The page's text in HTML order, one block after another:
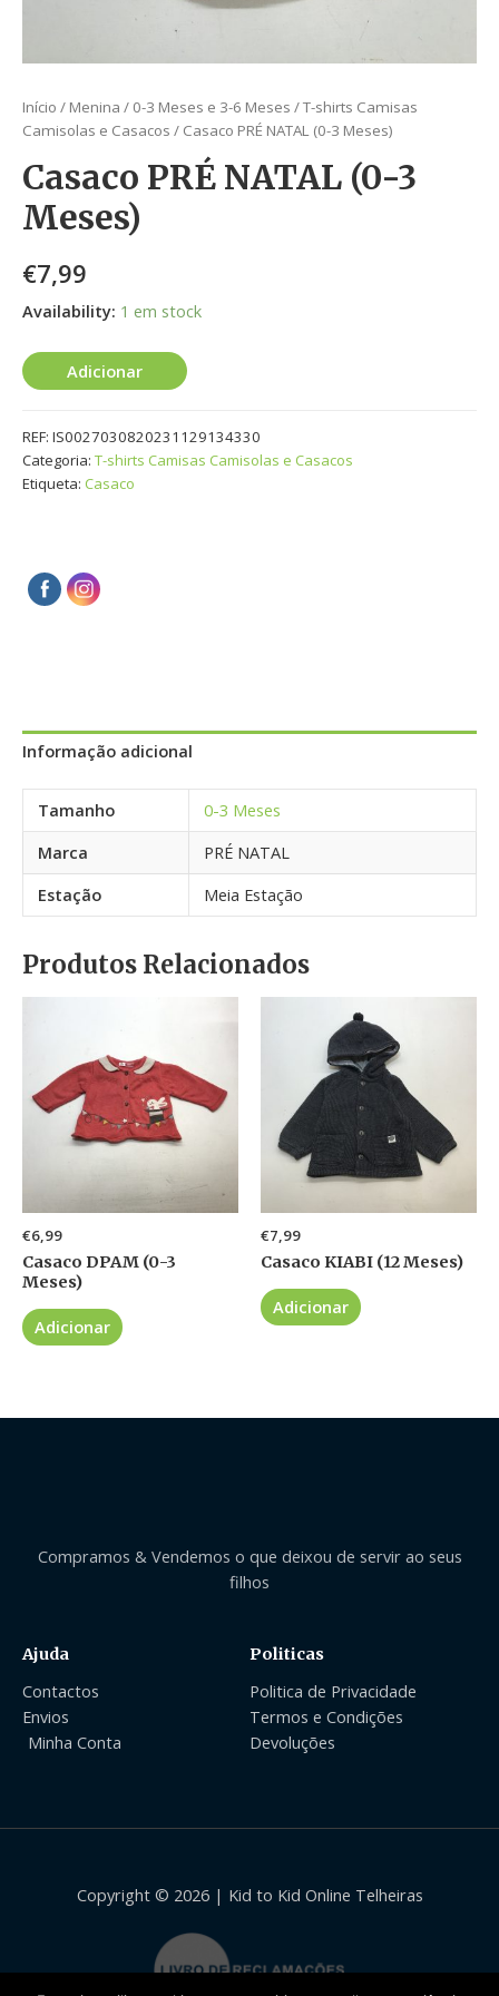
Início / Menina / 0-3 Meses e 3-6 Meses /T-shirts Camisas
Camisolas e Casacos / Casaco PRÉ NATAL (0-3 Meses)
Casaco PRÉ NATAL (0-3
Meses)
€7,99
Availability: 1 em stock
Adicionar
REF: IS0027030820231129134330
Categoria: T-shirts Camisas Camisolas e Casacos
Etiqueta: Casaco
Informação adicional
Tamanho
0-3 Meses
Marca
PRÉ NATAL
Estação
Meia Estação
Produtos Relacionados
€6,99
Casaco DPAM (0-3
Meses)
Adicionar
€7,99
Casaco KIABI (12 Meses)
Adicionar
Compramos & Vendemos o que deixou de servir ao seus
filhos
Ajuda
Contactos
Envios
Minha Conta
Politicas
Politica de Privacidade
Termos e Condições
Devoluções
Copyright © 2026 | Kid to Kid Online Telheiras